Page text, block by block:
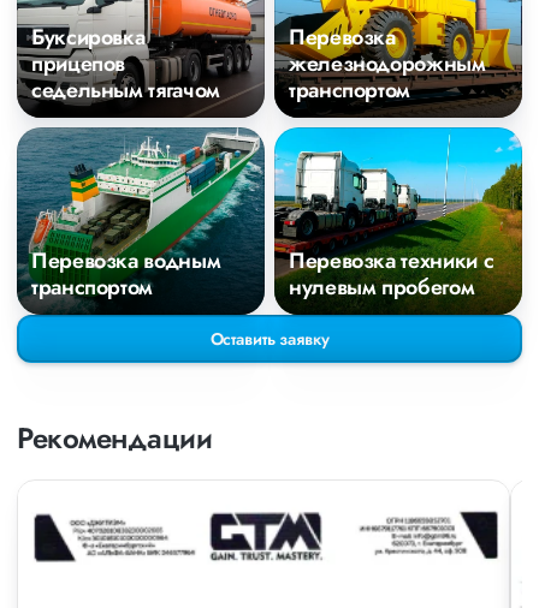
Буксировка
прицепов
седельным тягачом
Перевозка
железнодорожным
транспортом
Перевозка водным
транспортом
Перевозка техники с
нулевым пробегом
Оставить заявку
Рекомендации